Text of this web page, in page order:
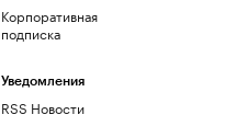
Корпоративная
подписка
Уведомления
RSS Новости